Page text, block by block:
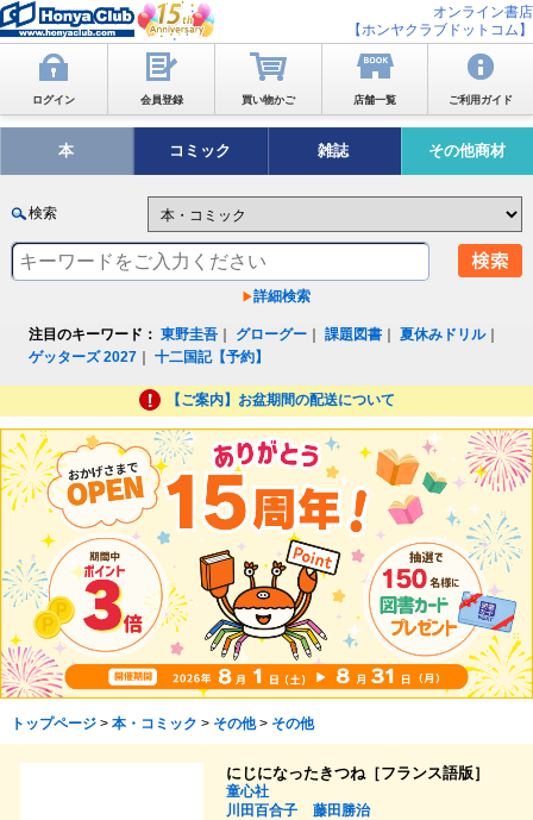
オンライン書店
【ホンヤクラブドットコム】
ログイン 会員登録 買い物かご 店舗一覧 ご利用ガイド
本 コミック 雑誌 その他商材
検索
詳細検索
注目のキーワード： 東野圭吾 グローグー ｜課題図書 ｜夏休みドリル｜
ゲッターズ 2027 ｜十二国記【予約】
【ご案内】お盆期間の配送について
トップページ> 本・コミック > その他> その他
にじになったきつね［フランス語版］
童心社
川田百合子
藤田勝治